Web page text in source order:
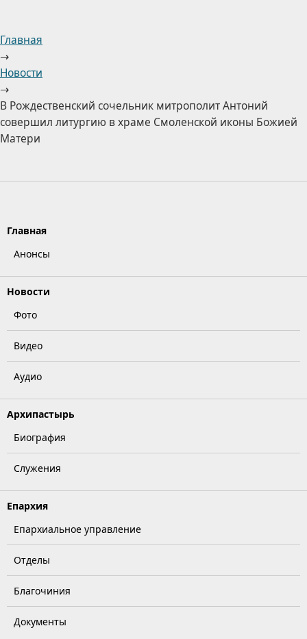
Главная
→
Новости
→
В Рождественский сочельник митрополит Антоний
совершил литургию в храме Смоленской иконы Божией
Матери
Главная
Анонсы
Новости
Фото
Видео
Аудио
Архипастырь
Биография
Служения
Епархия
Епархиальное управление
Отделы
Благочиния
Документы